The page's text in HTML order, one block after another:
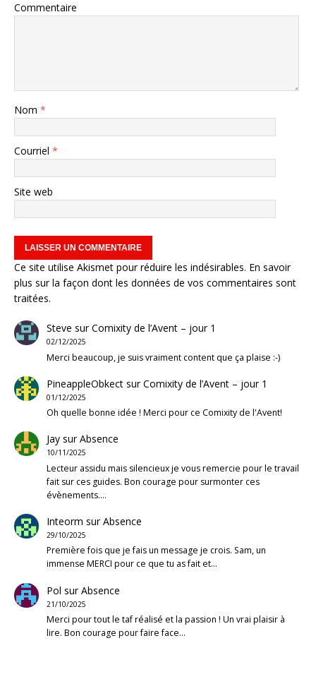
Commentaire
Nom *
Courriel *
Site web
Ce site utilise Akismet pour réduire les indésirables. En savoir
plus sur la façon dont les données de vos commentaires sont
traitées.
Steve surComixity de l’Avent – jour 1
02/12/2025
Merci beaucoup, je suis vraiment content que ça plaise :-)
PineappleObkectsurComixity de l’Avent – jour 1
01/12/2025
Oh quelle bonne idée ! Merci pour ce Comixity de l'Avent!
JaysurAbsence
10/11/2025
Lecteur assidu mais silencieux je vous remercie pour le travail
fait sur ces guides. Bon courage pour surmonter ces
évènements.…
Inteorm surAbsence
29/10/2025
Première fois que je fais un message je crois. Sam, un
immense MERCI pour ce que tu as fait et…
Pol surAbsence
21/10/2025
Merci pour tout le taf réalisé et la passion ! Un vrai plaisir à
lire. Bon courage pour faire face…